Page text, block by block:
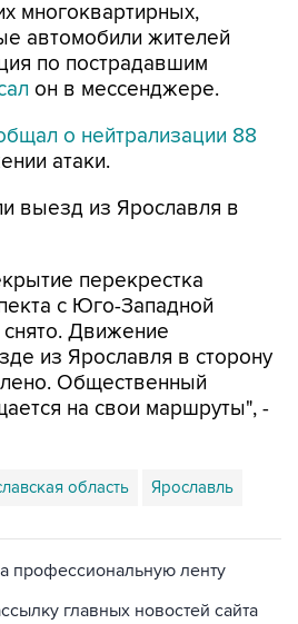
многоквартирных,
автомобили жителей
по пострадавшим
он в мессенджере.
о нейтрализации 88
атаки.
выезд из Ярославля в
перекрестка
с Юго-Западной
Движение
из Ярославля в сторону
Общественный
на свои маршруты", -
область Ярославль
профессиональную ленту
главных новостей сайта